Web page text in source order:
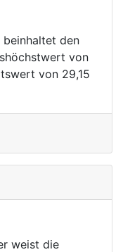
den
von
von 29,15
weist die